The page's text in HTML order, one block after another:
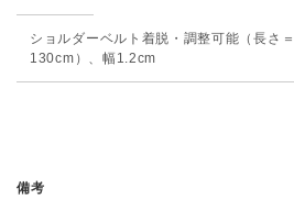
ショルダーベルト着脱・調整可能（長さ
130cm）、幅1.2cm
備考